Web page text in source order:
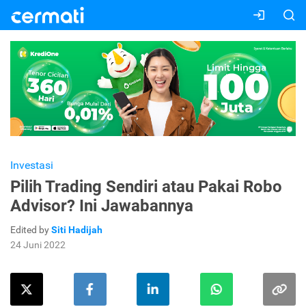
Investasi
Pilih Trading Sendiri atau Pakai Robo
Advisor? Ini Jawabannya
Edited bySiti Hadijah
24 Juni 2022